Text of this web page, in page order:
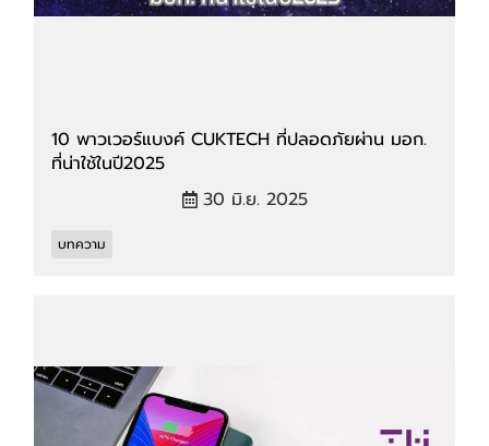
10 พาวเวอร์แบงค์ CUKTECH ที่ปลอดภัยผ่าน มอก.
ที่น่าใช้ในปี2025
30 มิ.ย. 2025
บทความ